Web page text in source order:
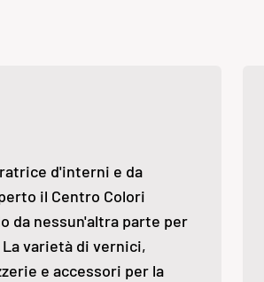
d'interni e da
il Centro Colori
da nessun'altra parte per
varietà di vernici,
e accessori per la